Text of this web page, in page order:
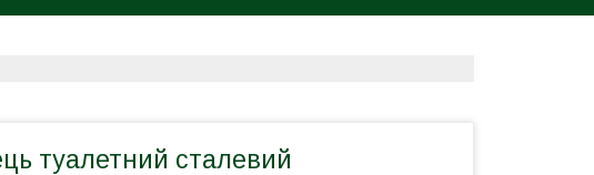
туалетний сталевий